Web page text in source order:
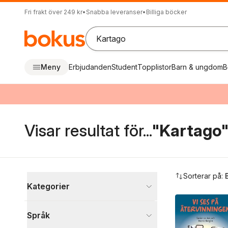
Fri frakt över 249 kr• Snabba leveranser• Billiga böcker
Meny ErbjudandenStudentTopplistorBarn & ungdom
Visar resultat för..."Kartago"
Kategorier
Språk
Sorterar på: